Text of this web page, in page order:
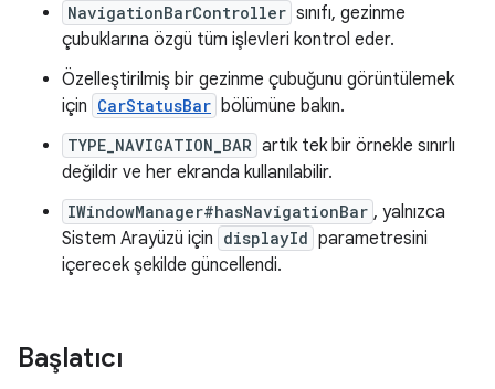
NavigationBarController sınıfı, gezinme
çubuklarına özgü tüm işlevleri kontrol eder.
Özelleştirilmiş bir gezinme çubuğunu görüntülemek
için CarStatusBar bölümüne bakın.
TYPE_NAVIGATION_BAR artık tek bir örnekle sınırlı
değildir ve her ekranda kullanılabilir.
IWindowManager#hasNavigationBar , yalnızca
Sistem Arayüzü için displayId parametresini
içerecek şekilde güncellendi.
Başlatıcı